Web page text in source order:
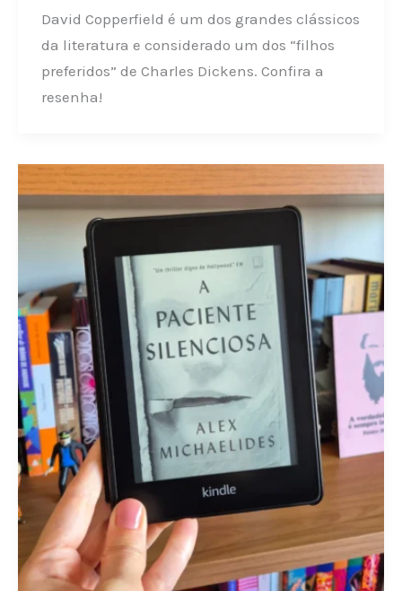
David Copperfield é um dos grandes clássicos
da literatura e considerado um dos “filhos
preferidos” de Charles Dickens. Confira a
resenha!